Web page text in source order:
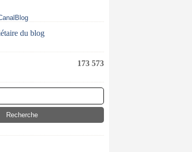
du blog
173 573